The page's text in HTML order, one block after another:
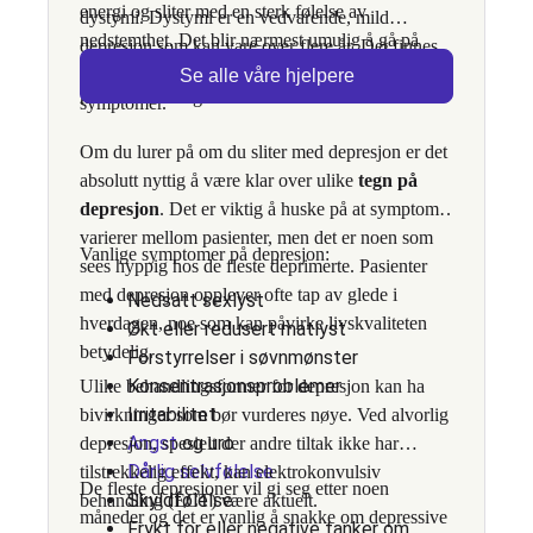
energi og sliter med en sterk følelse av
nedstemthet. Det blir nærmest umulig å gå på
jobb og du opplever at depresjonen er et stort
hinder i hverdagen.
dystymi. Dystymi er en vedvarende, mild
depresjon som kan vare over flere år. Det finnes
også depresjoner med og uten psykotiske
symptomer.
Se alle våre hjelpere
Om du lurer på om du sliter med depresjon er det
absolutt nyttig å være klar over ulike tegn på
depresjon. Det er viktig å huske på at symptomer
varierer mellom pasienter, men det er noen som
sees hyppig hos de fleste deprimerte. Pasienter
med depresjon opplever ofte tap av glede i
hverdagen, noe som kan påvirke livskvaliteten
betydelig.
Vanlige symptomer på depresjon:
Nedsatt sexlyst
Økt eller redusert matlyst
Forstyrrelser i søvnmønster
Konsentrasjonsproblemer
Irritabilitet
Angstog uro
Dårlig selvfølelse
Skyldfølelse
Frykt for eller negative tanker om
Ulike behandlingsformer for depresjon kan ha
bivirkninger som bør vurderes nøye. Ved alvorlig
depresjon, spesielt der andre tiltak ikke har
tilstrekkelig effekt, kan elektrokonvulsiv
behandling (ECT) være aktuelt.
De fleste depresjoner vil gi seg etter noen
måneder og det er vanlig å snakke om depressive